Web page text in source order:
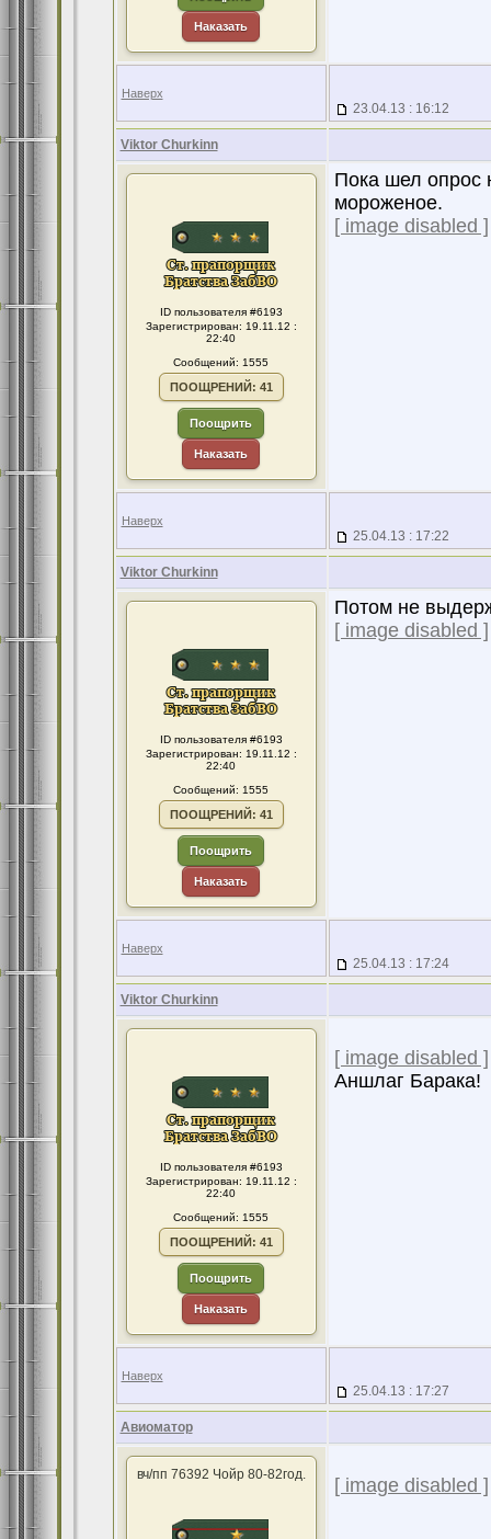
Наказать
Наверх
23.04.13 : 16:12
Viktor Churkinn
ID пользователя #6193
Зарегистрирован: 19.11.12 :
22:40
Сообщений: 1555
ПООЩРЕНИЙ: 41
Поощрить
Наказать
Пока шел опрос
мороженое.
[ image disabled ]
Наверх
25.04.13 : 17:22
Viktor Churkinn
ID пользователя #6193
Зарегистрирован: 19.11.12 :
22:40
Сообщений: 1555
ПООЩРЕНИЙ: 41
Поощрить
Наказать
Потом не
[ image disabled ]
Наверх
25.04.13 : 17:24
Viktor Churkinn
ID пользователя #6193
Зарегистрирован: 19.11.12 :
22:40
Сообщений: 1555
ПООЩРЕНИЙ: 41
Поощрить
Наказать
[ image disabled ]
Аншлаг Барака!
Наверх
25.04.13 : 17:27
Авиоматор
вч/пп 76392 Чойр 80-82год. [ image disabled ]